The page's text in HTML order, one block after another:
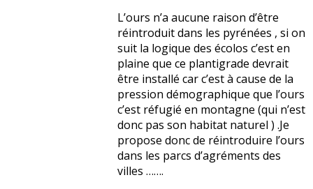
L’ours n’a aucune raison d’être
réintroduit dans les pyrénées , si on
suit la logique des écolos c’est en
plaine que ce plantigrade devrait
être installé car c’est à cause de la
pression démographique que l’ours
c’est réfugié en montagne (qui n’est
donc pas son habitat naturel ) .Je
propose donc de réintroduire l’ours
dans les parcs d’agréments des
villes …….